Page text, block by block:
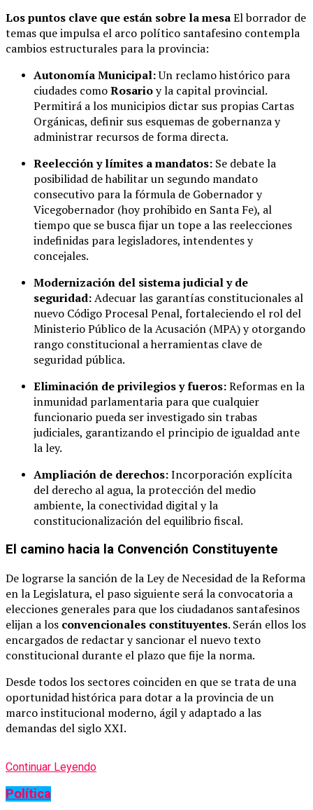
Los puntos clave que están sobre la mesaEl borrador de
temas que impulsa el arco político santafesino contempla
cambios estructurales para la provincia:
Autonomía Municipal:Un reclamo histórico para
ciudades comoRosarioy la capital provincial.
Permitirá a los municipios dictar sus propias Cartas
Orgánicas, definir sus esquemas de gobernanza y
administrar recursos de forma directa.
Reelección y límites a mandatos: Se debate la
posibilidad de habilitar un segundo mandato
consecutivo para la fórmula de Gobernador y
Vicegobernador (hoy prohibido en Santa Fe), al
tiempo que se busca fijar un tope a las reelecciones
indefinidas para legisladores, intendentes y
concejales.
Modernización del sistema judicial y de
seguridad:Adecuar las garantías constitucionales al
nuevo Código Procesal Penal, fortaleciendo el rol del
Ministerio Público de la Acusación (MPA) y otorgando
rango constitucional a herramientas clave de
seguridad pública.
Eliminación de privilegios y fueros:Reformas en la
inmunidad parlamentaria para que cualquier
funcionario pueda ser investigado sin trabas
judiciales, garantizando el principio de igualdad ante
la ley.
Ampliación de derechos:Incorporación explícita
del derecho al agua, la protección del medio
ambiente, la conectividad digital y la
constitucionalización del equilibrio fiscal.
El camino hacia la Convención Constituyente
De lograrse la sanción de la Ley de Necesidad de la Reforma
en la Legislatura, el paso siguiente será la convocatoria a
elecciones generales para que los ciudadanos santafesinos
elijan a los convencionales constituyentes. Serán ellos los
encargados de redactar y sancionar el nuevo texto
constitucional durante el plazo que fije la norma.
Desde todos los sectores coinciden en que se trata de una
oportunidad histórica para dotar a la provincia de un
marco institucional moderno, ágil y adaptado a las
demandas del siglo XXI.
Continuar Leyendo
Política